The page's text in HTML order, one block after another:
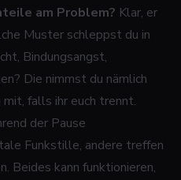
am Problem? Klar, er
Muster schleppst du in
Bindungsangst,
Die nimmst du nämlich
mit, falls ihr euch trennt.
der Pause
Funkstille, andere treffen
Beides kann funktionieren,